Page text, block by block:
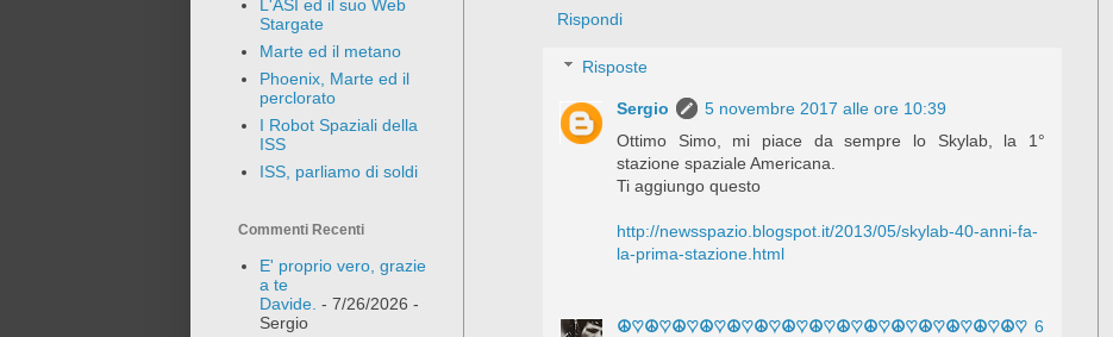
Rispondi
Risposte
Sergio
5 novembre 2017 alle ore 10:39
Ottimo Simo, mi piace da sempre lo Skylab, la 1°
stazione spaziale Americana.
Ti aggiungo questo
http://newsspazio.blogspot.it/2013/05/skylab-40-anni-fa-
la-prima-stazione.html
☮♡☮♡☮♡☮♡☮♡☮♡☮♡☮♡☮♡☮♡☮♡☮♡☮♡☮♡☮♡ 6
L'ASI ed il suo Web
Stargate
Marte ed il metano
Phoenix, Marte ed il
perclorato
I Robot Spaziali della
ISS
ISS, parliamo di soldi
Commenti Recenti
E' proprio vero, grazie
a te
Davide. - 7/26/2026 -
Sergio